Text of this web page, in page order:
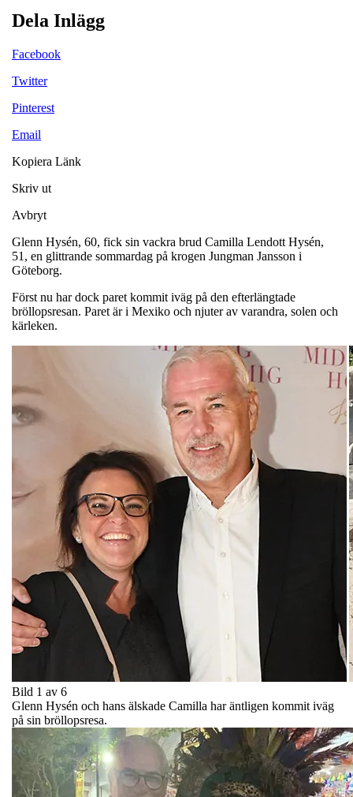
Dela Inlägg
Facebook
Twitter
Pinterest
Email
Kopiera Länk
Skriv ut
Avbryt
Glenn Hysén, 60, fick sin vackra brud Camilla Lendott Hysén,
51, en glittrande sommardag på krogen Jungman Jansson i
Göteborg.
Först nu har dock paret kommit iväg på den efterlängtade
bröllopsresan. Paret är i Mexiko och njuter av varandra, solen och
kärleken.
Bild 1 av 6
Glenn Hysén och hans älskade Camilla har äntligen kommit iväg
på sin bröllopsresa.